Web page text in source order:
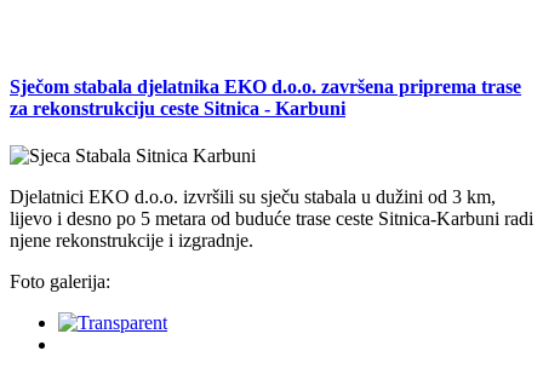
Sječom stabala djelatnika EKO d.o.o. završena priprema trase
za rekonstrukciju ceste Sitnica - Karbuni
Djelatnici EKO d.o.o. izvršili su sječu stabala u dužini od 3 km,
lijevo i desno po 5 metara od buduće trase ceste Sitnica-Karbuni radi
njene rekonstrukcije i izgradnje.
Foto galerija: